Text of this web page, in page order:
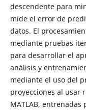
descendente para
mide el error de
datos. El
mediante pruebas
para desarrollar el
análisis y
mediante el uso del
proyecciones al usar
MATLAB,